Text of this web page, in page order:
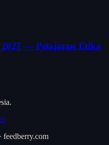
2027 — Pelajaran Etika
feedberry.com